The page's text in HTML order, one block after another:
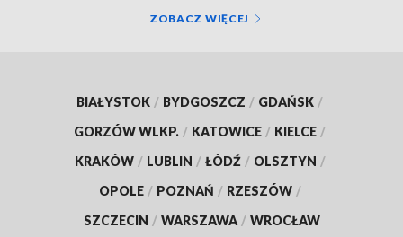
ZOBACZ WIĘCEJ
BIAŁYSTOK / BYDGOSZCZ / GDAŃSK /
GORZÓW WLKP. / KATOWICE / KIELCE /
KRAKÓW / LUBLIN / ŁÓDŹ / OLSZTYN /
OPOLE / POZNAŃ / RZESZÓW /
SZCZECIN / WARSZAWA / WROCŁAW